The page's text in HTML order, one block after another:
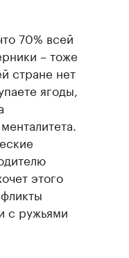
70% всей
– тоже
стране нет
ягоды,
этого
с ружьями